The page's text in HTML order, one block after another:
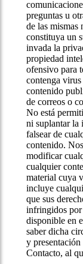
preguntas u
de las mismas
constituya un
invada la
propiedad
ofensivo para
contenga
contenido
de correos o
No está
ni suplantar la
falsear de
contenido.
modificar
cualquier
material cuya
incluye
que sus
infringidos
disponible en
saber dicha
y
Contacto, al